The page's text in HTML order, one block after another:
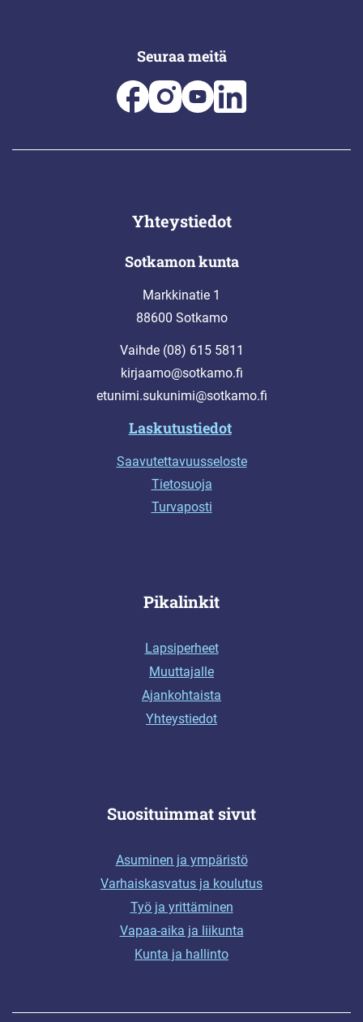
Seuraa meitä
Yhteystiedot
Sotkamon kunta
Markkinatie 1
88600 Sotkamo
Vaihde (08) 615 5811
kirjaamo@sotkamo.fi
etunimi.sukunimi@sotkamo.fi
Laskutustiedot
Saavutettavuusseloste
Tietosuoja
Turvaposti
Pikalinkit
Lapsiperheet
Muuttajalle
Ajankohtaista
Yhteystiedot
Suosituimmat sivut
Asuminen ja ympäristö
Varhaiskasvatus ja koulutus
Työ ja yrittäminen
Vapaa-aika ja liikunta
Kunta ja hallinto